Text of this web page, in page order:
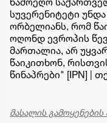
სუვერენიტეტი
ორბელიანს, რომ
ოღონდ ევროპის
მართალია, არ
წაიკითხონ,
წინაპრები" [IPN] |
მასალის